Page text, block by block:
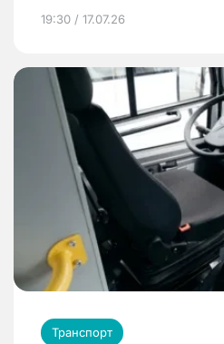
19:30 / 17.07.26
Транспорт